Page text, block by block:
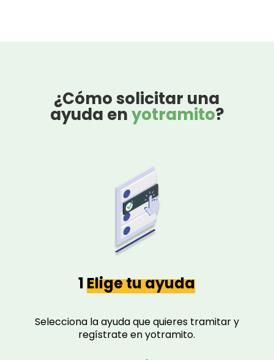
¿Cómo solicitar una
ayuda enyotramito?
1Elige tu ayuda
Selecciona la ayuda que quieres tramitar y
regístrate en yotramito.